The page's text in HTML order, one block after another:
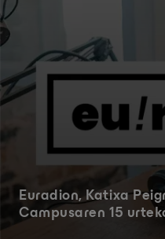
Euradion, Katixa
Campusaren 15